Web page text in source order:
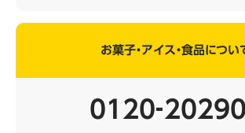
お菓子・アイス・食品につい